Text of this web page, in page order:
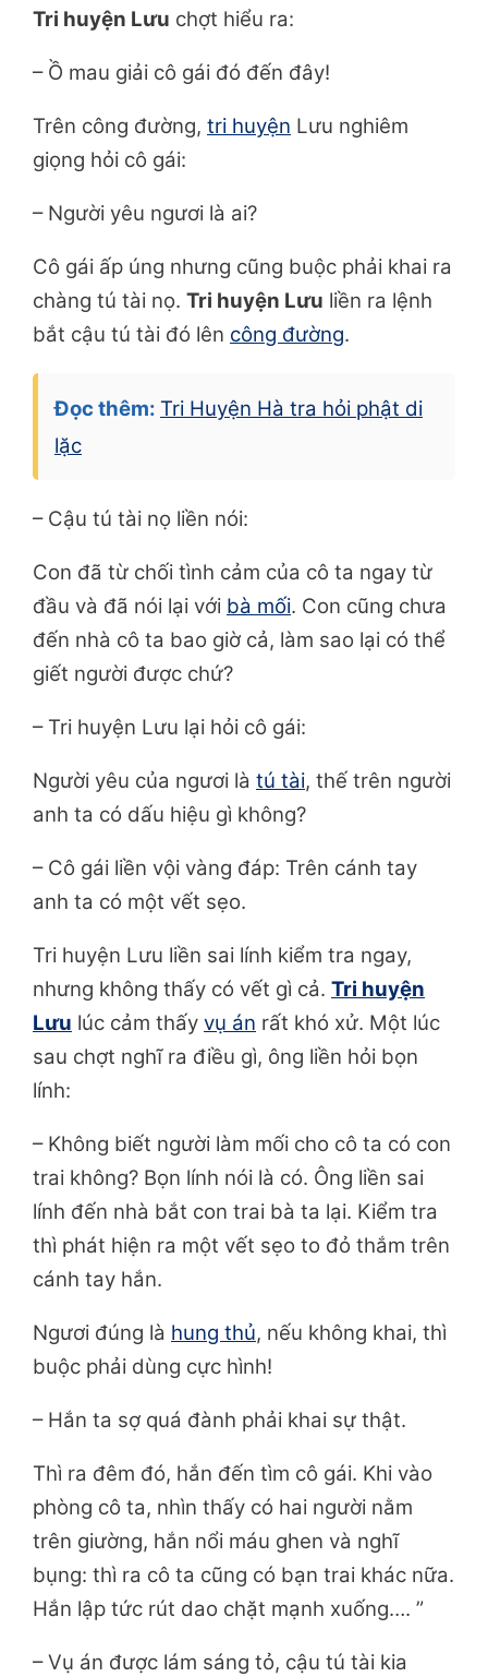
Tri huyện Lưu chợt hiểu ra:
– Ồ mau giải cô gái đó đến đây!
Trên công đường, tri huyện Lưu nghiêm
giọng hỏi cô gái:
– Người yêu ngươi là ai?
Cô gái ấp úng nhưng cũng buộc phải khai ra
chàng tú tài nọ. Tri huyện Lưu liền ra lệnh
bắt cậu tú tài đó lên công đường.
Đọc thêm: Tri Huyện Hà tra hỏi phật di
lặc
– Cậu tú tài nọ liền nói:
Con đã từ chối tình cảm của cô ta ngay từ
đầu và đã nói lại với bà mối. Con cũng chưa
đến nhà cô ta bao giờ cả, làm sao lại có thể
giết người được chứ?
– Tri huyện Lưu lại hỏi cô gái:
Người yêu của ngươi là tú tài, thế trên người
anh ta có dấu hiệu gì không?
– Cô gái liền vội vàng đáp: Trên cánh tay
anh ta có một vết sẹo.
Tri huyện Lưu liền sai lính kiểm tra ngay,
nhưng không thấy có vết gì cả. Tri huyện
Lưu lúc cảm thấy vụ án rất khó xử. Một lúc
sau chợt nghĩ ra điều gì, ông liền hỏi bọn
lính:
– Không biết người làm mối cho cô ta có con
trai không? Bọn lính nói là có. Ông liền sai
lính đến nhà bắt con trai bà ta lại. Kiểm tra
thì phát hiện ra một vết sẹo to đỏ thắm trên
cánh tay hắn.
Ngươi đúng là hung thủ, nếu không khai, thì
buộc phải dùng cực hình!
– Hắn ta sợ quá đành phải khai sự thật.
Thì ra đêm đó, hắn đến tìm cô gái. Khi vào
phòng cô ta, nhìn thấy có hai người nằm
trên giường, hắn nổi máu ghen và nghĩ
bụng: thì ra cô ta cũng có bạn trai khác nữa.
Hắn lập tức rút dao chặt mạnh xuống…. ”
– Vụ án được lám sáng tỏ, cậu tú tài kia